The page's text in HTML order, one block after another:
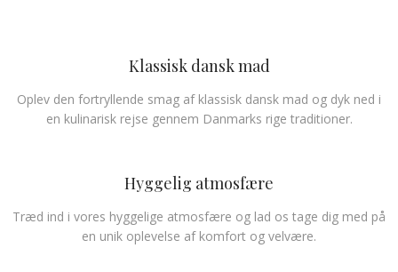
Klassisk dansk mad
Oplev den fortryllende smag af klassisk dansk mad og dyk ned i
en kulinarisk rejse gennem Danmarks rige traditioner.
Hyggelig atmosfære
Træd ind i vores hyggelige atmosfære og lad os tage dig med på
en unik oplevelse af komfort og velvære.